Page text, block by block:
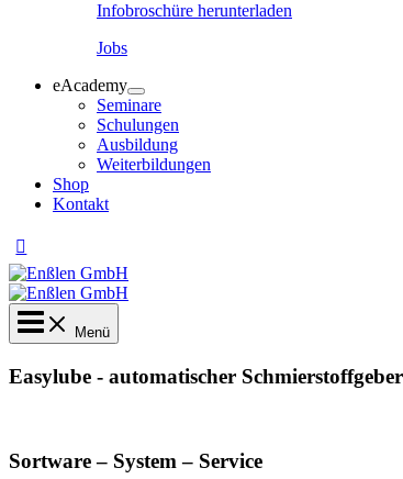
Infobroschüre herunterladen
Jobs
eAcademy
Seminare
Schulungen
Ausbildung
Weiterbildungen
Shop
Kontakt
Menü
Easylube - automatischer Schmierstoffgeber
Sortware – System – Service